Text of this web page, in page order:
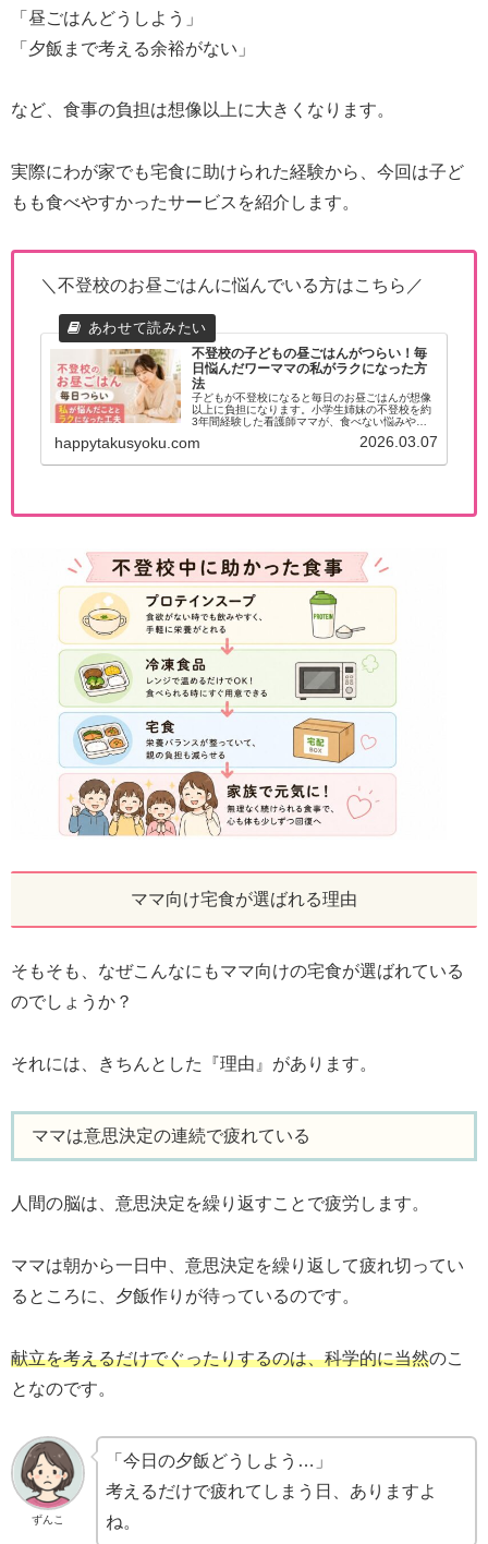
「昼ごはんどうしよう」
「夕飯まで考える余裕がない」
など、食事の負担は想像以上に大きくなります。
実際にわが家でも宅食に助けられた経験から、今回は子ど
もも食べやすかったサービスを紹介します。
＼不登校のお昼ごはんに悩んでいる方はこちら／
不登校の子どもの昼ごはんがつらい！毎
日悩んだワーママの私がラクになった方
法
子どもが不登校になると毎日のお昼ごはんが想像
以上に負担になります。小学生姉妹の不登校を約
3年間経験した看護師ママが、食べない悩みやイ
はんの工夫を紹介します。ぜひ参考にしてみてく
happytakusyoku.com 2026.03.07
ママ向け宅食が選ばれる理由
そもそも、なぜこんなにもママ向けの宅食が選ばれている
のでしょうか？
それには、きちんとした『理由』があります。
ママは意思決定の連続で疲れている
人間の脳は、意思決定を繰り返すことで疲労します。
ママは朝から一日中、意思決定を繰り返して疲れ切ってい
るところに、夕飯作りが待っているのです。
献立を考えるだけでぐったりするのは、科学的に当然のこ
となのです。
ずんこ
「今日の夕飯どうしよう…」
考えるだけで疲れてしまう日、ありますよ
ね。